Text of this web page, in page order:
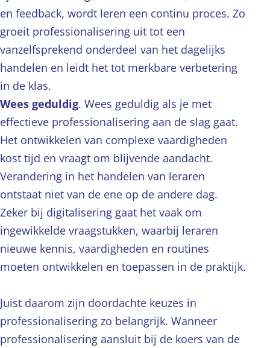
en feedback, wordt leren een continu proces. Zo
groeit professionalisering uit tot een
vanzelfsprekend onderdeel van het dagelijks
handelen en leidt het tot merkbare verbetering
in de klas.
Wees geduldig. Wees geduldig als je met
effectieve professionalisering aan de slag gaat.
Het ontwikkelen van complexe vaardigheden
kost tijd en vraagt om blijvende aandacht.
Verandering in het handelen van leraren
ontstaat niet van de ene op de andere dag.
Zeker bij digitalisering gaat het vaak om
ingewikkelde vraagstukken, waarbij leraren
nieuwe kennis, vaardigheden en routines
moeten ontwikkelen en toepassen in de praktijk.
Juist daarom zijn doordachte keuzes in
professionalisering zo belangrijk. Wanneer
professionalisering aansluit bij de koers van de